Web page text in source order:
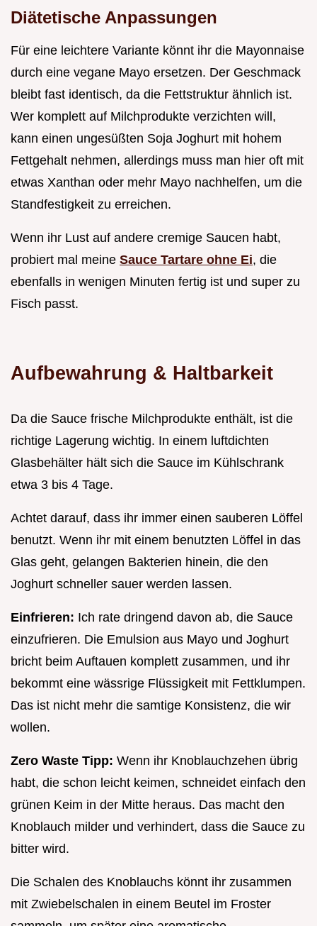
Diätetische Anpassungen
Für eine leichtere Variante könnt ihr die Mayonnaise
durch eine vegane Mayo ersetzen. Der Geschmack
bleibt fast identisch, da die Fettstruktur ähnlich ist.
Wer komplett auf Milchprodukte verzichten will,
kann einen ungesüßten Soja Joghurt mit hohem
Fettgehalt nehmen, allerdings muss man hier oft mit
etwas Xanthan oder mehr Mayo nachhelfen, um die
Standfestigkeit zu erreichen.
Wenn ihr Lust auf andere cremige Saucen habt,
probiert mal meine Sauce Tartare ohne Ei, die
ebenfalls in wenigen Minuten fertig ist und super zu
Fisch passt.
Aufbewahrung & Haltbarkeit
Da die Sauce frische Milchprodukte enthält, ist die
richtige Lagerung wichtig. In einem luftdichten
Glasbehälter hält sich die Sauce im Kühlschrank
etwa 3 bis 4 Tage.
Achtet darauf, dass ihr immer einen sauberen Löffel
benutzt. Wenn ihr mit einem benutzten Löffel in das
Glas geht, gelangen Bakterien hinein, die den
Joghurt schneller sauer werden lassen.
Einfrieren: Ich rate dringend davon ab, die Sauce
einzufrieren. Die Emulsion aus Mayo und Joghurt
bricht beim Auftauen komplett zusammen, und ihr
bekommt eine wässrige Flüssigkeit mit Fettklumpen.
Das ist nicht mehr die samtige Konsistenz, die wir
wollen.
Zero Waste Tipp: Wenn ihr Knoblauchzehen übrig
habt, die schon leicht keimen, schneidet einfach den
grünen Keim in der Mitte heraus. Das macht den
Knoblauch milder und verhindert, dass die Sauce zu
bitter wird.
Die Schalen des Knoblauchs könnt ihr zusammen
mit Zwiebelschalen in einem Beutel im Froster